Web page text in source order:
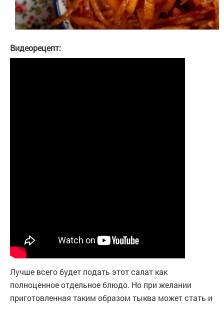
Видеорецепт:
Лучше всего будет подать этот салат как
полноценное отдельное блюдо. Но при желании
приготовленная таким образом тыква может стать и